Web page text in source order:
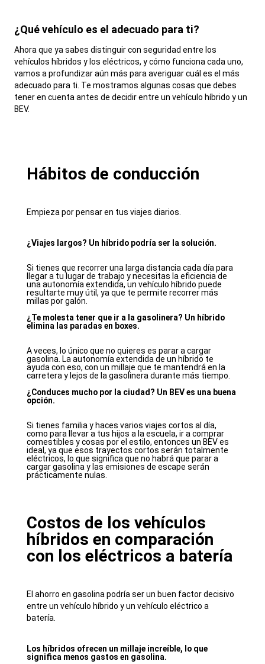
¿Qué vehículo es el adecuado para ti?
Ahora que ya sabes distinguir con seguridad entre los
vehículos híbridos y los eléctricos, y cómo funciona cada uno,
vamos a profundizar aún más para averiguar cuál es el más
adecuado para ti. Te mostramos algunas cosas que debes
tener en cuenta antes de decidir entre un vehículo híbrido y un
BEV.
Hábitos de conducción
Empieza por pensar en tus viajes diarios.
¿Viajes largos? Un híbrido podría ser la solución.
Si tienes que recorrer una larga distancia cada día para
llegar a tu lugar de trabajo y necesitas la eficiencia de
una autonomía extendida, un vehículo híbrido puede
resultarte muy útil, ya que te permite recorrer más
millas por galón.
¿Te molesta tener que ir a la gasolinera? Un híbrido
elimina las paradas en boxes.
A veces, lo único que no quieres es parar a cargar
gasolina. La autonomía extendida de un híbrido te
ayuda con eso, con un millaje que te mantendrá en la
carretera y lejos de la gasolinera durante más tiempo.
¿Conduces mucho por la ciudad? Un BEV es una buena
opción.
Si tienes familia y haces varios viajes cortos al día,
como para llevar a tus hijos a la escuela, ir a comprar
comestibles y cosas por el estilo, entonces un BEV es
ideal, ya que esos trayectos cortos serán totalmente
eléctricos, lo que significa que no habrá que parar a
cargar gasolina y las emisiones de escape serán
prácticamente nulas.
Costos de los vehículos
híbridos en comparación
con los eléctricos a batería
El ahorro en gasolina podría ser un buen factor decisivo
entre un vehículo híbrido y un vehículo eléctrico a
batería.
Los híbridos ofrecen un millaje increíble, lo que
significa menos gastos en gasolina.